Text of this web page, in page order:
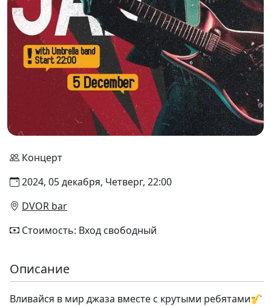
Концерт
2024, 05 декабря, Четверг, 22:00
DVOR bar
Стоимость: Вход свободный
Описание
Вливайся в мир джаза вместе с крутыми ребятами🎷